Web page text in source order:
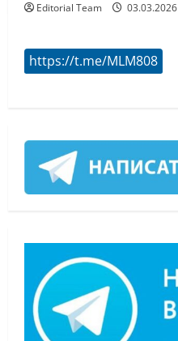
Editorial Team 03.03.2026
https://t.me/MLM808